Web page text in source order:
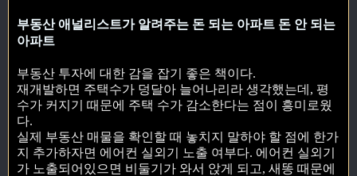
부동산 애널리스트가 알려주는 돈 되는 아파트 돈 안 되는
아파트
부동산 투자에 대한 감을 잡기 좋은 책이다.
재개발하면 주택수가 덩달아 늘어나리라 생각했는데, 평
수가 커지기 때문에 주택 수가 감소한다는 점이 흥미로웠
다.
실제 부동산 매물을 확인할 때 놓치지 말하야 할 점에 한가
지 추가하자면 에어컨 실외기 노출 여부다. 에어컨 실외기
가 노출되어있으면 비둘기가 와서 앉게 되고, 새똥 때문에